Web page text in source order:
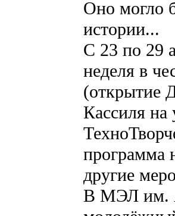
Оно могло
истории...
С 23 по 29
неделя в
(открытие
Кассиля на
программа
другие
В МЭЛ им.